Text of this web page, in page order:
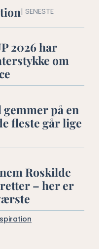
| SENESTE
2026 har
om
på en
fleste går lige
Roskilde
– her er